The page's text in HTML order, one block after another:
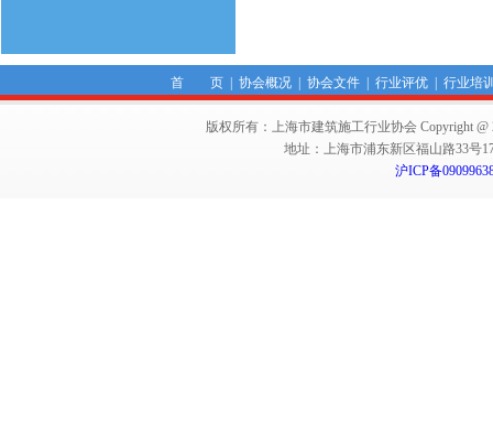
首 页| 协会概况| 协会文件| 行业评优| 行业培
版权所有：上海市建筑施工行业协会 Copyright @
地址：上海市浦东新区福山路33号
沪ICP备